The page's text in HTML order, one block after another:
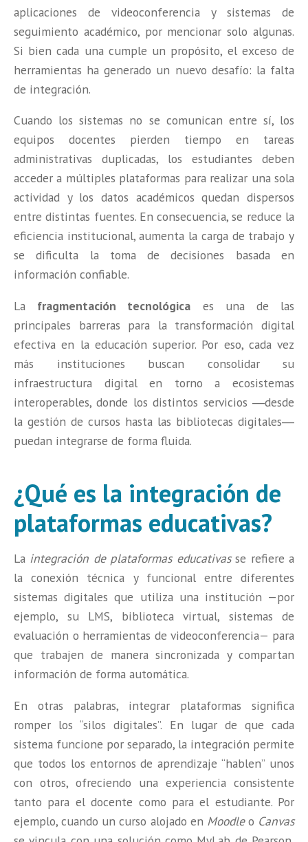
aplicaciones de videoconferencia y sistemas de
seguimiento académico, por mencionar solo algunas.
Si bien cada una cumple un propósito, el exceso de
herramientas ha generado un nuevo desafío: la falta
de integración.
Cuando los sistemas no se comunican entre sí, los
equipos docentes pierden tiempo en tareas
administrativas duplicadas, los estudiantes deben
acceder a múltiples plataformas para realizar una sola
actividad y los datos académicos quedan dispersos
entre distintas fuentes. En consecuencia, se reduce la
eficiencia institucional, aumenta la carga de trabajo y
se dificulta la toma de decisiones basada en
información confiable.
La fragmentación tecnológica es una de las
principales barreras para la transformación digital
efectiva en la educación superior. Por eso, cada vez
más instituciones buscan consolidar su
infraestructura digital en torno a ecosistemas
interoperables, donde los distintos servicios ―desde
la gestión de cursos hasta las bibliotecas digitales―
puedan integrarse de forma fluida.
¿Qué es la integración de
plataformas educativas?
La integración de plataformas educativasse refiere a
la conexión técnica y funcional entre diferentes
sistemas digitales que utiliza una institución —por
ejemplo, su LMS, biblioteca virtual, sistemas de
evaluación o herramientas de videoconferencia— para
que trabajen de manera sincronizada y compartan
información de forma automática.
En otras palabras, integrar plataformas significa
romper los “silos digitales”. En lugar de que cada
sistema funcione por separado, la integración permite
que todos los entornos de aprendizaje “hablen” unos
con otros, ofreciendo una experiencia consistente
tanto para el docente como para el estudiante. Por
ejemplo, cuando un curso alojado en Moodleo Canvas